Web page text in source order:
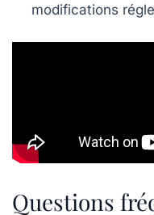
modifications
Questions